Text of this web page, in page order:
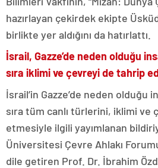
hazırlayan çekirdek ekipte
birlikte yer aldığını da hatırlattı.
İsrail, Gazze’de neden olduğu
sıra iklimi ve çevreyi de tahrip
İsrail’in Gazze’de neden olduğu
sıra tüm canlı türlerini, iklimi ve
etmesiyle ilgili yayımlanan
Üniversitesi Çevre Ahlakı
dile getiren Prof. Dr. İbrahim